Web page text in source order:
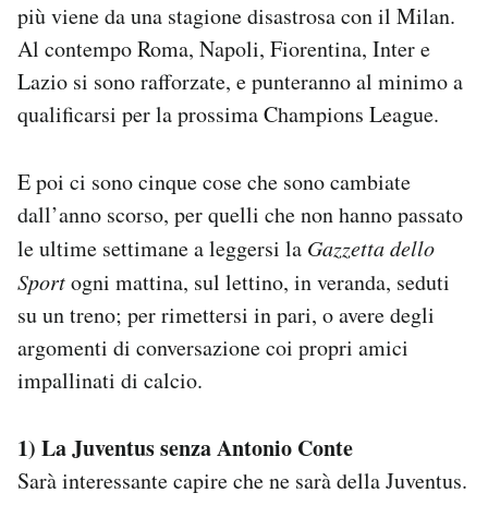
più viene da una stagione disastrosa con il Milan.
Al contempo Roma, Napoli, Fiorentina, Inter e
Lazio si sono rafforzate, e punteranno al minimo a
qualificarsi per la prossima Champions League.
E poi ci sono cinque cose che sono cambiate
dall’anno scorso, per quelli che non hanno passato
le ultime settimane a leggersi la Gazzetta dello
Sportogni mattina, sul lettino, in veranda, seduti
su un treno; per rimettersi in pari, o avere degli
argomenti di conversazione coi propri amici
impallinati di calcio.
1) La Juventus senza Antonio Conte
Sarà interessante capire che ne sarà della Juventus.